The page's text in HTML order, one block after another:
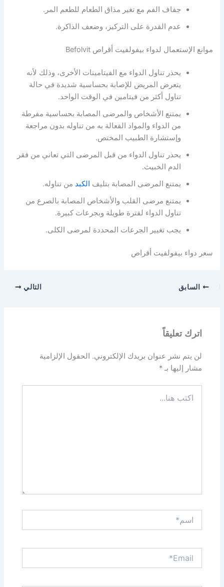
جفاف الفم مع تغير مذاق الطعام للطعم المر.
عدم القدرة على التركيز، وضعف الذاكرة.
موانع الإستعمال لدواء بيفولفيت أقراص Befolvit
يحذر تناول الدواء مع الفيتامينات الأخرى، وذلك لأنه
يتعرض المريض للإصابة بحساسية شديدة في حالة
تناول أكثر من فيتامين في الوقت الواحد.
يمتنع الأشخاص والمرضى المصابة بحساسية مفرطة
من الدواء والمواد الفعالة به من تناوله بدون مراجعة
وإستشارة الطبيب المختص.
يحذر تناول الدواء من قبل المرضى التي تعاني من فقر
الدم الخبيث.
يمتنع المرضى المصابة بتليف الكبد من تناوله.
يمتنع مرضى القلب والأشخاص المصابة بالصرع من
تناول الدواء لفترة طويلة وبجرعات كبيرة.
يجب تغيير الجرعات المحددة لمرضى الكلى.
سعر دواء بيفولفيت أقراص
السابق التالي
اترك تعليقاً
لن يتم نشر عنوان بريدك الإلكتروني. الحقول الإلزامية
مشار إليها بـ*
هنا...